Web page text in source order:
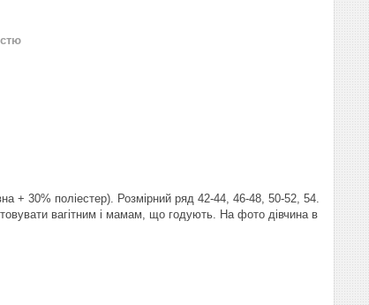
+ 30% поліестер). Розмірний ряд 42-44, 46-48, 50-52, 54.
вагітним і мамам, що годують. На фото дівчина в